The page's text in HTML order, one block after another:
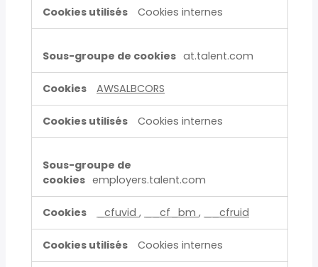
Cookies internes
at.talent.com
AWSALBCORS
Cookies internes
employers.talent.com
_cfuvid , __cf_bm , __cfruid
Cookies internes